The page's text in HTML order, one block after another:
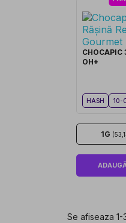
CHOCAPIC
OH+
HASH 10-
1G
Se afiseaza